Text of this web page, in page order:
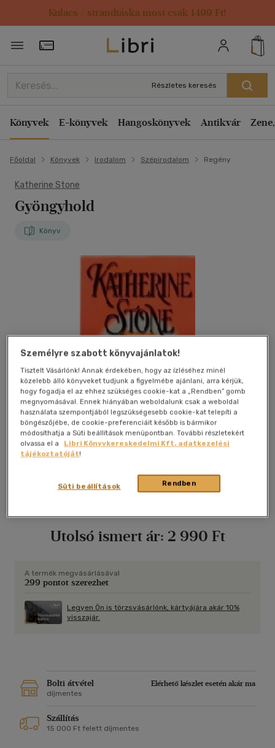
Kulacs / strandtáska most csak 1499 Ft!
Törzsvásárlói Kártya adatai
Részletes keresés
Könyvek E-könyvek Hangoskönyvek Antikvár
Főoldal Könyvek Irodalom Szépirodalom Regény
Katherine Stone
Gyöngyhold
Könyv
Utolsó ismert ár: 2 990 Ft
A termék megvásárlásával
299 pontot szerezhet
Legyen Ön is törzsvásárlónk, kártyájára akár 10%
visszajár.
Bolti átvétel
Elérhető készlet esetén akár ma
díjmentes
Szállítás
15 000 Ft felett díjmentes
Személyre szabott könyvajánlatok!
Tisztelt Vásárlónk! Annak érdekében, hogy az ízléséhez minél
közelebb álló könyveket tudjunk a figyelmébe ajánlani, arra kérjük,
hogy fogadja el az ehhez szükséges cookie-kat a „Rendben” gomb
megnyomásával. Ennek hiányában weboldalunk csak a weboldal
használata szempontjából legszükségesebb cookie-kat telepíti a
böngészőjébe, de cookie-preferenciáit később is bármikor
módosíthatja a Süti beállítások menüpontban. További részletekért
olvassa el a
Libri Könyvkereskedelmi Kft. adatkezelési
tájékoztatóját!
Rendben
Süti beállítások